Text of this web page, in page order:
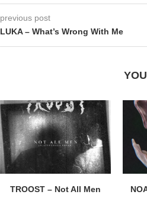
previous post
LUKA – What’s Wrong With Me
TROOST – Not All Men